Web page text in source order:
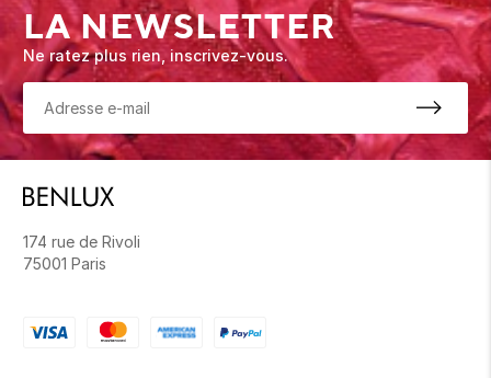
LA NEWSLETTER
Ne ratez plus rien, inscrivez-vous.
174 rue de Rivoli
75001 Paris